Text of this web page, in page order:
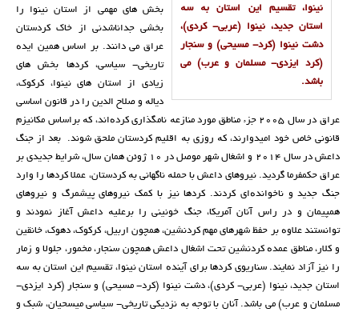
نینوا، تقسیم این استان بە سە
استان جدید، نینوا (عربی- کردی)،
دشت نینوا (کرد- مسیحی) و سنجار
(کرد ایزدی- مسلمان و عرب) می
باشد.
بخش های مهمی از استان نینوا را
بخشی جداناشدنی از خاک کردستان
عراق می دانند. بر اساس همین ایدە
تاریخی- سیاسی، کردها بخش های
زیادی از استان های نینوا، کرکوک،
دیالە و صلاح الدین را در قانون اساسی
عراق در سال ٢٠٠٥ جزء مناطق مورد منازعە نامگذاری کردەاند، کە براساس مکانیزم
قانونی خاص خود امیدوارند، کە روزی بە اقلیم کردستان ملحق شوند. بعد از جنگ
داعش در سال ٢٠١٤ و اشغال شهر موصل در ١٠ ژوئن همان سال، شرایط جدیدی بر
عراق حکمفرما گردید. نیروهای داعش با حملە ناگهانی بە کردستان، عملا کردها را وارد
جنگ جدید و ناخواندەای کردند. کردها نیز با کمک نیروهای پیشمرگ و نیروهای
همپیمان و در راس آنان آمریکا، جنگ خونینی را برعلیە داعش آغاز نمودند و
توانستند علاوە بر حفظ شهرهای مهم کردنشین، همچون اربیل، کرکوک، دهوک، خانقین
و کلار، مناطق عمدە کردنشین تحت اشغال داعش همچون سنجار، مخمور، جلولا و زمار
را نیز آزاد نمایند. سناریوی کردها برای آیندە استان نینوا، تقسیم این استان بە سە
استان جدید، نینوا (عربی- کردی)، دشت نینوا (کرد- مسیحی) و سنجار (کرد ایزدی-
مسلمان و عرب) می باشد. آنان با توجە بە نزدیکی تاریخی- سیاسی میسحیان، شبک و